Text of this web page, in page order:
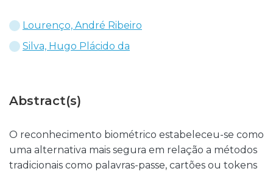
Lourenço, André Ribeiro
Silva, Hugo Plácido da
Abstract(s)
O reconhecimento biométrico estabeleceu-se como
uma alternativa mais segura em relação a métodos
tradicionais como palavras-passe, cartões ou tokens